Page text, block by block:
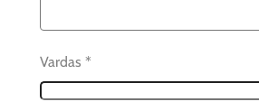
Vardas *